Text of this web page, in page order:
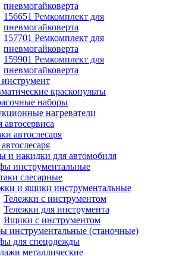
пневмогайковерта
156651 Ремкомплект для
пневмогайковерта
157701 Ремкомплект для
пневмогайковерта
159901 Ремкомплект для
пневмогайковерта
краскопульты
наборы
нагреватели
автослесаря
и накидки для автомобиля
инструментальные
слесарные
и ящики инструментальные
Тележки с инструментом
Тележки для инструмента
Ящики с инструментом
инструментальные (станочные)
для спецодежды
металлические